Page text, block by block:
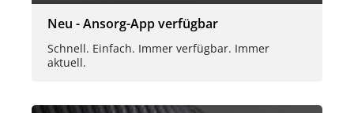
Neu - Ansorg-App verfügbar
Schnell. Einfach. Immer verfügbar. Immer
aktuell.